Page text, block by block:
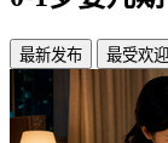
最新发布 最受欢迎